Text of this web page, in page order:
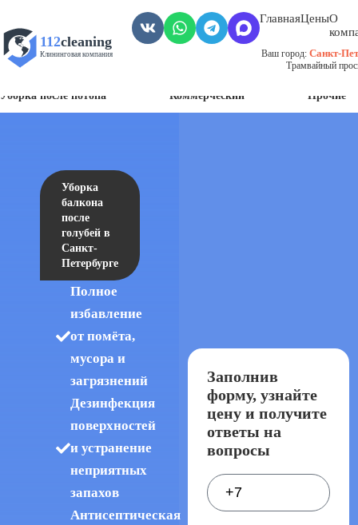
112cleaning
Клининговая компания
ГлавнаяЦеныО
Ваш город: Санкт-
Трамвайный
Уборка после потопа
Коммерческий Прочие
Уборка
балкона
после
голубей в
Санкт-
Петербурге
Полное
избавление
от помёта,
мусора и
загрязнений
Дезинфекция
поверхностей
и устранение
неприятных
запахов
Антисептическая
Заполнив
форму, узнайте
цену и получите
ответы на
вопросы